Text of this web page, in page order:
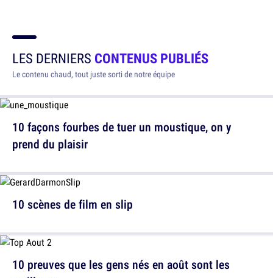
LES DERNIERS CONTENUS PUBLIÉS
Le contenu chaud, tout juste sorti de notre équipe
10 façons fourbes de tuer un moustique, on y
prend du plaisir
10 preuves que les gens nés en août sont les
10 scènes de film en slip